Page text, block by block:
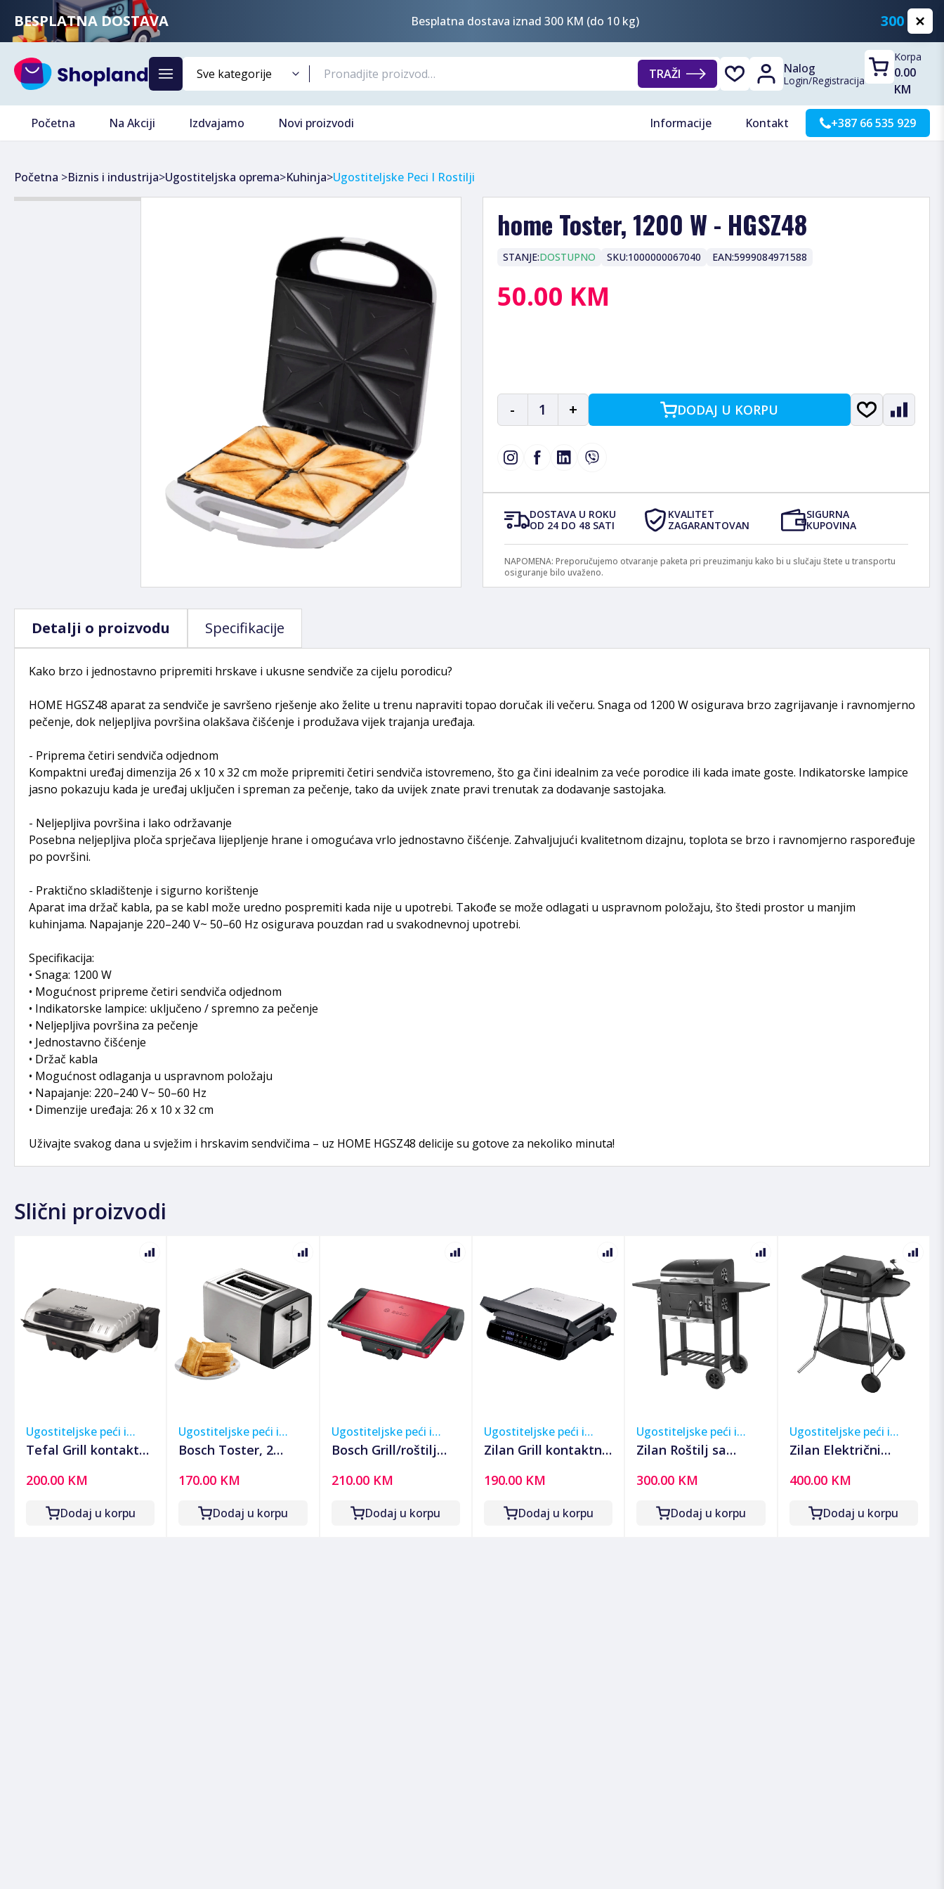
BESPLATNA DOSTAVA Besplatna dostava iznad 300 KM (do 10 kg) 300 KM
TRAŽI Nalog
Login/Registracija
Korpa
0.00
KM
Početna Na Akciji Izdvajamo Novi proizvodi Informacije Kontakt +387 66 535 929
Početna >Biznis i industrija>Ugostiteljska oprema>Kuhinja>Ugostiteljske Peci I Rostilji
home Toster, 1200 W - HGSZ48
STANJE:DOSTUPNO SKU:1000000067040 EAN:5999084971588
50.00 KM
- 1 + DODAJ U KORPU
DOSTAVA U ROKU
OD 24 DO 48 SATI
KVALITET
ZAGARANTOVAN
SIGURNA
KUPOVINA
NAPOMENA: Preporučujemo otvaranje paketa pri preuzimanju kako bi u slučaju štete u transportu
osiguranje bilo uvaženo.
Detalji o proizvodu Specifikacije
Kako brzo i jednostavno pripremiti hrskave i ukusne sendviče za cijelu porodicu?
HOME HGSZ48 aparat za sendviče je savršeno rješenje ako želite u trenu napraviti topao doručak ili večeru. Snaga od 1200 W osigurava brzo zagrijavanje i ravnomjerno
pečenje, dok neljepljiva površina olakšava čišćenje i produžava vijek trajanja uređaja.
- Priprema četiri sendviča odjednom
Kompaktni uređaj dimenzija 26 x 10 x 32 cm može pripremiti četiri sendviča istovremeno, što ga čini idealnim za veće porodice ili kada imate goste. Indikatorske lampice
jasno pokazuju kada je uređaj uključen i spreman za pečenje, tako da uvijek znate pravi trenutak za dodavanje sastojaka.
- Neljepljiva površina i lako održavanje
Posebna neljepljiva ploča sprječava lijepljenje hrane i omogućava vrlo jednostavno čišćenje. Zahvaljujući kvalitetnom dizajnu, toplota se brzo i ravnomjerno raspoređuje
po površini.
- Praktično skladištenje i sigurno korištenje
Aparat ima držač kabla, pa se kabl može uredno pospremiti kada nije u upotrebi. Takođe se može odlagati u uspravnom položaju, što štedi prostor u manjim
kuhinjama. Napajanje 220–240 V~ 50–60 Hz osigurava pouzdan rad u svakodnevnoj upotrebi.
Specifikacija:
• Snaga: 1200 W
• Mogućnost pripreme četiri sendviča odjednom
• Indikatorske lampice: uključeno / spremno za pečenje
• Neljepljiva površina za pečenje
• Jednostavno čišćenje
• Držač kabla
• Mogućnost odlaganja u uspravnom položaju
• Napajanje: 220–240 V~ 50–60 Hz
• Dimenzije uređaja: 26 x 10 x 32 cm
Uživajte svakog dana u svježim i hrskavim sendvičima – uz HOME HGSZ48 delicije su gotove za nekoliko minuta!
Slični proizvodi
Ugostiteljske peći i
roštilji
Tefal Grill kontaktni,
- GC205012
200.00 KM
Dodaj u korpu
Ugostiteljske peći i
roštilji
Bosch Toster, 2
970W, DesignLine -
TAT5P420
170.00 KM
Dodaj u korpu
Ugostiteljske peći i
roštilji
Bosch Grill/roštilj
2000W - TCG4104
210.00 KM
Dodaj u korpu
Ugostiteljske peći i
roštilji
Zilan Grill kontaktni,
programa rada, 2000
W - ZLN3942
190.00 KM
Dodaj u korpu
Ugostiteljske peći i
roštilji
Zilan Roštilj sa
ugalj - ZLN3584
300.00 KM
Dodaj u korpu
Ugostiteljske peći i
roštilji
Zilan Električni
3050W - ZLN2502
400.00 KM
Dodaj u korpu